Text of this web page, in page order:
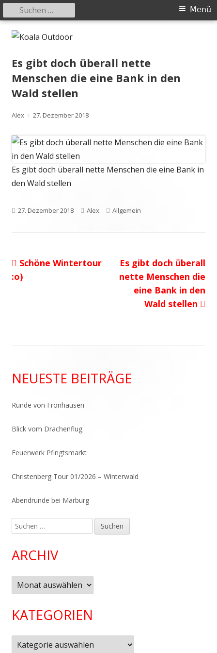
SpringeKoala Outdoor
Hier ist eine Übersicht meiner Wander- und Trekkingtouren
Primäres
Menü
Menü
Suchen
nach:
Es gibt doch überall nette
Menschen die eine Bank in den
Wald stellen
Autor
Alex
Veröffentlicht
27. Dezember 2018
Es gibt doch überall nette Menschen die eine Bank in
den Wald stellen
Veröffentlicht
27. Dezember 2018 Autor
Alex Kategorien
Allgemein
Beitragsnavigation
Vorheriger
Beitrag:
Schöne Wintertour
:o)
Nächster
Beitrag
Es gibt doch überall
nette Menschen die
eine Bank in den
Wald stellen
Seitenleiste
NEUESTE BEITRÄGE
Runde von Fronhausen
Blick vom Drachenflug
Feuerwerk Pfingtsmarkt
Christenberg Tour 01/2026 – Winterwald
Abendrunde bei Marburg
Suchen
nach:
ARCHIV
Archiv
KATEGORIEN
Kategorien